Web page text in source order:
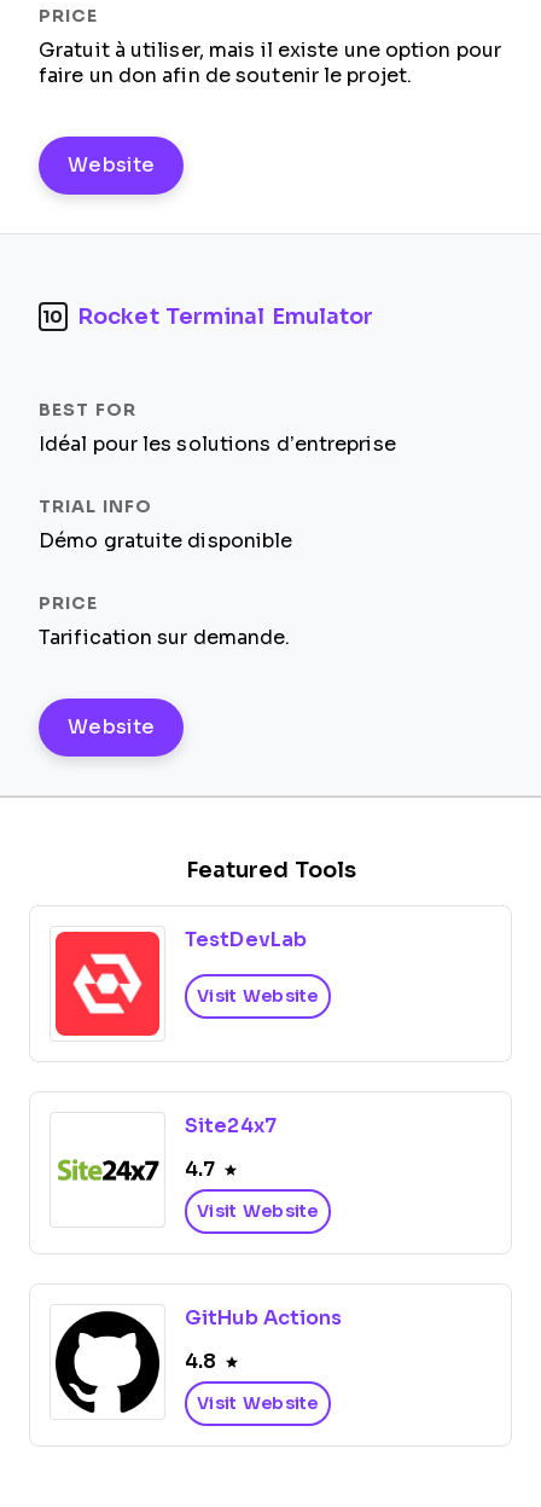
Gratuit à utiliser, mais il existe une option pour
faire un don afin de soutenir le projet.
Website
10 Rocket Terminal Emulator
Idéal pour les solutions d’entreprise
Démo gratuite disponible
Tarification sur demande.
Website
Featured Tools
TestDevLab
Visit Website
Site24x7
4.7
Visit Website
GitHub Actions
4.8
Visit Website